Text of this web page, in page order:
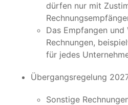
dürfen nur mit
Das Empfangen
Rechnungen,
für jedes
Übergangsregelung
Sonstige